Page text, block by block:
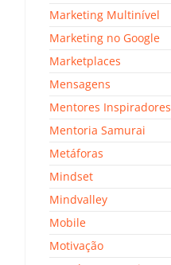
Marketing Multinível
Marketing no Google
Marketplaces
Mensagens
Mentores Inspiradores
Mentoria Samurai
Metáforas
Mindset
Mindvalley
Mobile
Motivação